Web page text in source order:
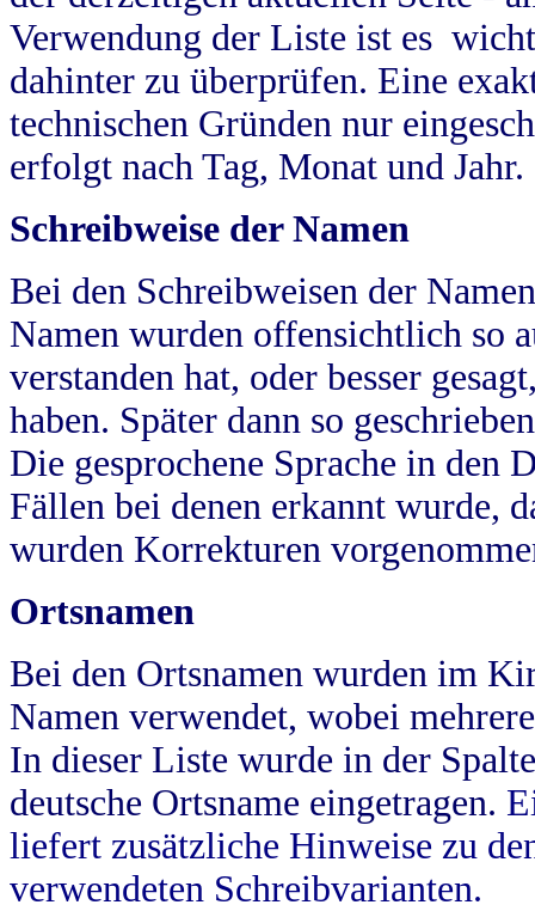
Verwendung der Liste ist es
dahinter zu überprüfen. Eine
technischen Gründen nur
erfolgt nach Tag, Monat und Jahr.
Schreibweise der Namen
Bei den Schreibweisen der
Namen wurden offensichtlich so
verstanden hat, oder besser
haben. Später dann so
Die gesprochene Sprache in
Fällen bei denen erkannt wurde,
wurden Korrekturen
Ortsnamen
Bei den Ortsnamen wurden im
Namen verwendet, wobei
In dieser Liste wurde in der
deutsche Ortsname eingetragen.
liefert zusätzliche Hinweise zu
verwendeten Schreibvarianten.